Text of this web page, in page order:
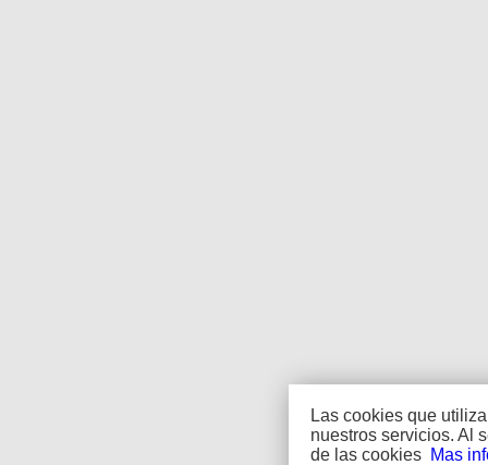
Las cookies que
nuestros servicios. Al
de las cookies
Mas